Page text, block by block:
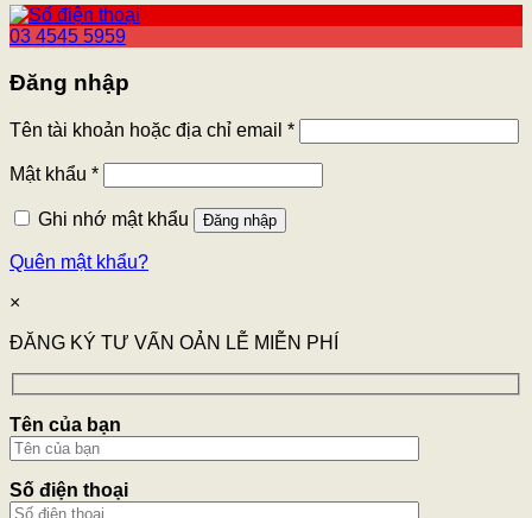
03 4545 5959
Đăng nhập
Tên tài khoản hoặc địa chỉ email *
Mật khẩu *
Ghi nhớ mật khẩu Đăng nhập
Quên mật khẩu?
×
ĐĂNG KÝ TƯ VẤN OẢN LỄ MIỄN PHÍ
Tên của bạn
Số điện thoại